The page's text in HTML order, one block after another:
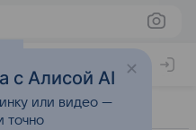
с Алисой AI
или видео —
точно